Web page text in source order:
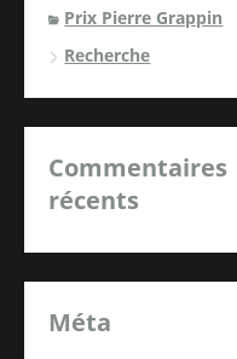
Prix Pierre Grappin
Recherche
Commentaires
récents
Méta